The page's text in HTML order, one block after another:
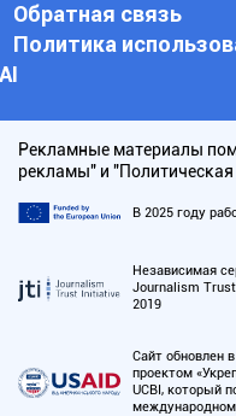
Обратная связь
Политика
АI
Рекламные материалы
рекламы" и
В 2025 году
Независимая
Journalism Trust
2019
Сайт обновлен
проектом
UCBI, который